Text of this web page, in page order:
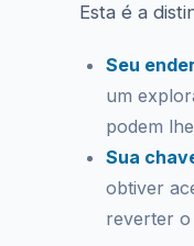
Esta é a
Seu
um
podem
Sua
obtiver
reverter